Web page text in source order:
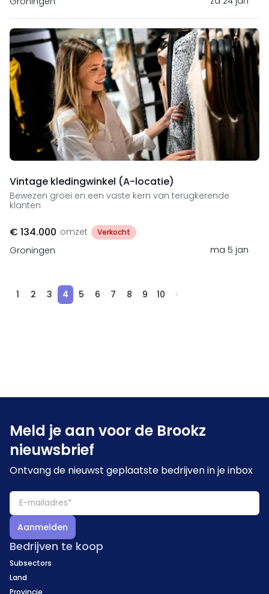
Vintage kledingwinkel (A-locatie)
Bewezen groei en een vaste kern van terugkerende
klanten
€ 134.000 omzet Verkocht
Groningen ma 5 jan
1 2 3 4 5 6 7 8 9 10
Meld je aan voor de Brookz
nieuwsbrief
Ontvang de nieuwst geplaatste bedrijven in je inbox
Aanmelden
Bedrijven te koop
Subsectors
Land
Provincie